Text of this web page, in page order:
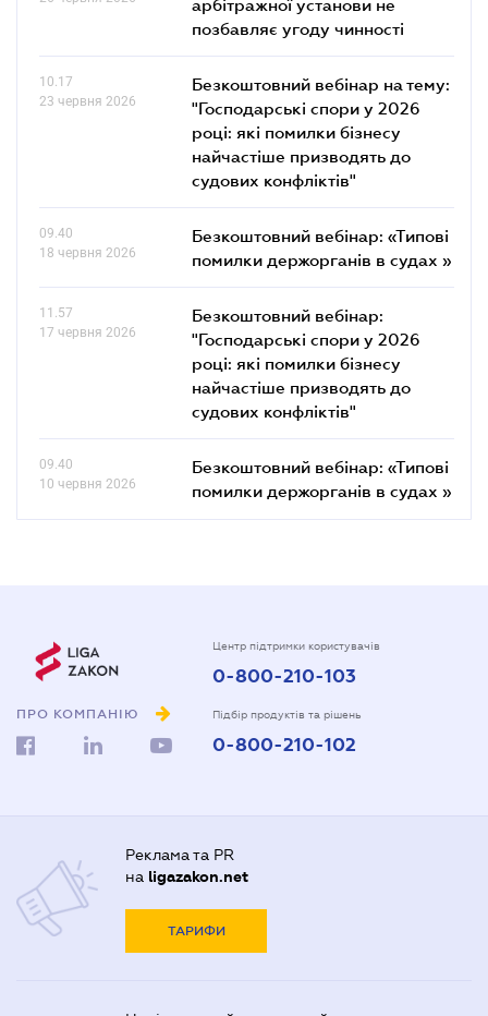
арбітражної установи не
позбавляє угоду чинності
10.17
23 червня 2026
Безкоштовний вебінар на тему:
"Господарські спори у 2026
році: які помилки бізнесу
найчастіше призводять до
судових конфліктів"
09.40
18 червня 2026
Безкоштовний вебінар: «Типові
помилки держорганів в судах »
11.57
17 червня 2026
Безкоштовний вебінар:
"Господарські спори у 2026
році: які помилки бізнесу
найчастіше призводять до
судових конфліктів"
09.40
10 червня 2026
Безкоштовний вебінар: «Типові
помилки держорганів в судах »
ПРО КОМПАНІЮ
Центр підтримки користувачів
0-800-210-103
Підбір продуктів та рішень
0-800-210-102
Реклама та PR
на ligazakon.net
ТАРИФИ